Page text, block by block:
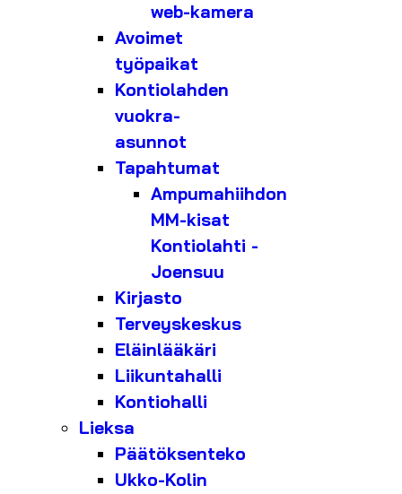
web-kamera
Avoimet
työpaikat
Kontiolahden
vuokra-
asunnot
Tapahtumat
Ampumahiihdon
MM-kisat
Kontiolahti -
Joensuu
Kirjasto
Terveyskeskus
Eläinlääkäri
Liikuntahalli
Kontiohalli
Lieksa
Päätöksenteko
Ukko-Kolin